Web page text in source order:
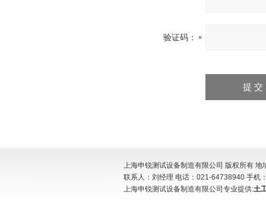
验证码：
上海申锐测试设备制造有限公司 版权所有
联系人：刘经理 电话：021-64738940 手
上海申锐测试设备制造有限公司专业提供:土